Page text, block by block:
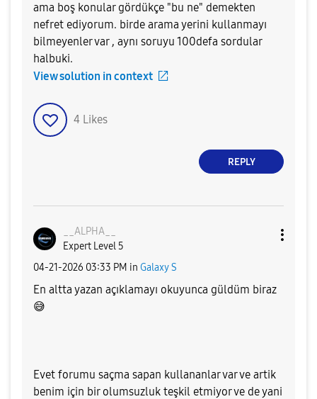
ama boş konular gördükçe "bu ne" demekten
nefret ediyorum. birde arama yerini kullanmayı
bilmeyenler var , aynı soruyu 100defa sordular
halbuki.
View solution in context
4 Likes
REPLY
__ALPHA__
Expert Level 5
‎04-21-2026 03:33 PM in Galaxy S
En altta yazan açıklamayı okuyunca güldüm biraz
😅
Evet forumu saçma sapan kullananlar var ve artik
benim için bir olumsuzluk teşkil etmiyor ve de yani